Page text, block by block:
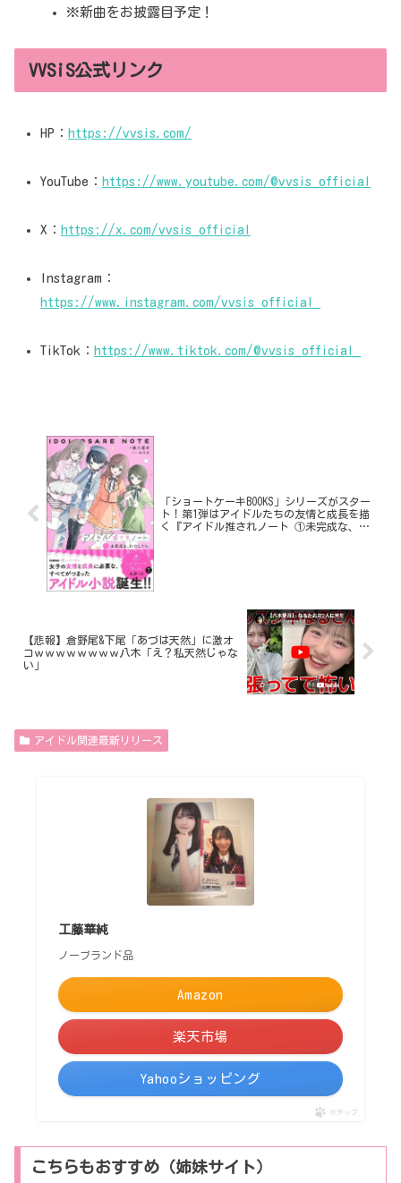
※新曲をお披露目予定！
VVSiS公式リンク
HP： https://vvsis.com/
YouTube： https://www.youtube.com/@vvsis_official
X： https://x.com/vvsis_official
Instagram：
https://www.instagram.com/vvsis_official_
TikTok： https://www.tiktok.com/@vvsis_official_
「ショートケーキBOOKS」シリーズがスター
ト！第1弾はアイドルたちの友情と成長を描
く『アイドル推されノート ①未完成な、わ
【悲報】倉野尾&下尾「あづは天然」に激オ
コｗｗｗｗｗｗｗｗ八木「え？私天然じゃな
い」
アイドル関連最新リリース
工藤華純
ノーブランド品
Amazon
楽天市場
Yahooショッピング
ポチップ
こちらもおすすめ（姉妹サイト）